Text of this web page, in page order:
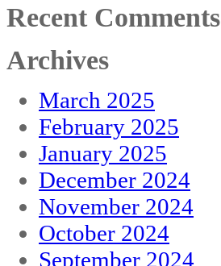
Recent Comments
Archives
March 2025
February 2025
January 2025
December 2024
November 2024
October 2024
September 2024